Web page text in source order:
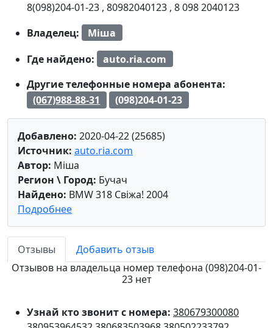
8(098)204-01-23 , 80982040123 , 8 098 2040123
Владелец:
Міша
Где найдено:
auto.ria.com
Другие телефонные номера абонента:
(067)988-88-31
(098)204-01-23
Добавлено: 2020-04-22 (25685)
Источник: auto.ria.com
Автор: Міша
Регион \ Город: Бучач
Найдено: BMW 318 Свіжа! 2004
Подробнее
Отзывы
Добавить отзыв
Отзывов на владельца номер телефона (098)204-01-
23 нет
Узнай кто звонит с номера: 380679300080